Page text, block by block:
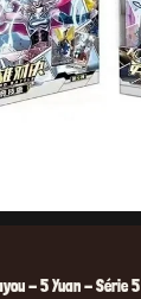
- 5 Yuan - Série 5